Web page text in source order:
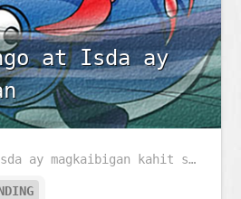
at Isda ay
Ang Alimango at isda ay magkaibigan kahit sila ay maraming pagkakaiba. Anu ang kanilang pagkakaiba sa isat-isa?